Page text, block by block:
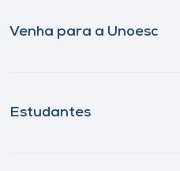
Venha para a Unoesc
Estudantes